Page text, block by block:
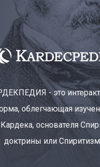
- это
облегчающая
основателя
доктрины или